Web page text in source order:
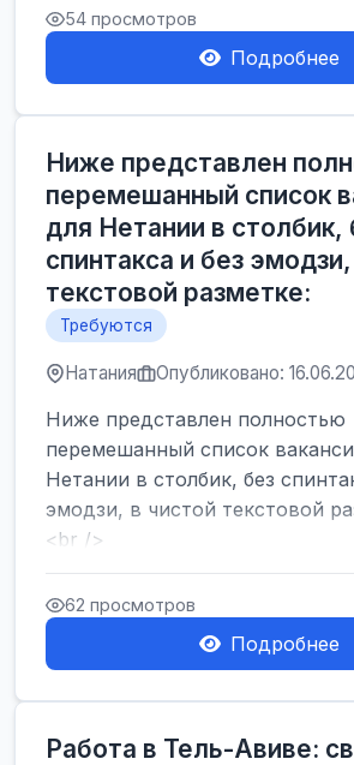
Разнорабочий на сборку м...
54 просмотров
Подробнее
Ниже представлен
перемешанный список
для Нетании в столбик,
спинтакса и без
текстовой разметке:
Требуются
Натания Опубликовано:
Ниже представлен полностью
перемешанный список
Нетании в столбик, без
эмодзи, в чистой текстовой
<br />
Работа в Нетании на
производстве: требу...
62 просмотров
Подробнее
Работа в Тель-Авиве: